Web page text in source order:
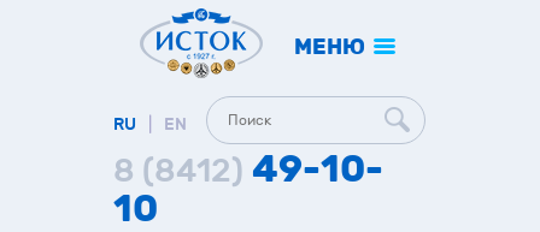
МЕНЮ
8 (8412) 49-10-
10
RU EN